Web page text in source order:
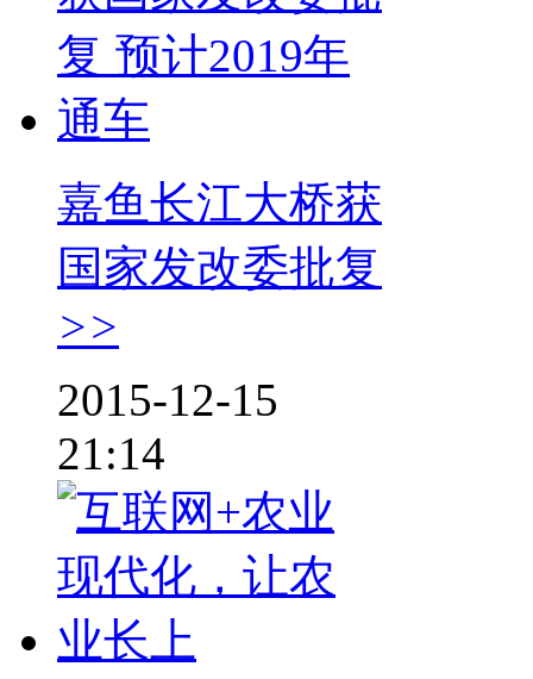
嘉鱼长江大桥获
国家发改委批复
>>
2015-12-15
21:14